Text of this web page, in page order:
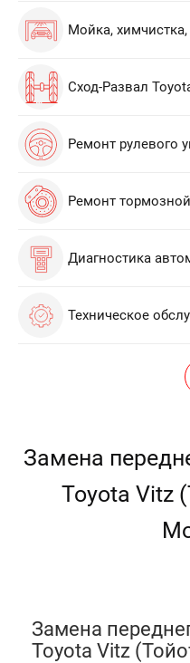
Мойка,
Сход-Развал
Ремонт рулевого
Ремонт
Диагностика
Техническое
Замена
Toyota Vitz
Замена
Toyota Vitz